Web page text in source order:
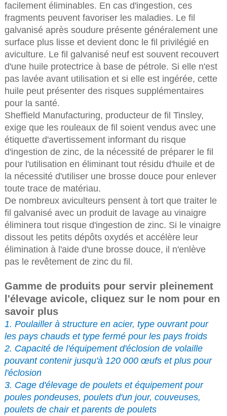
facilement éliminables. En cas d'ingestion, ces
fragments peuvent favoriser les maladies. Le fil
galvanisé après soudure présente généralement une
surface plus lisse et devient donc le fil privilégié en
aviculture. Le fil galvanisé neuf est souvent recouvert
d'une huile protectrice à base de pétrole. Si elle n'est
pas lavée avant utilisation et si elle est ingérée, cette
huile peut présenter des risques supplémentaires
pour la santé.
Sheffield Manufacturing, producteur de fil Tinsley,
exige que les rouleaux de fil soient vendus avec une
étiquette d'avertissement informant du risque
d'ingestion de zinc, de la nécessité de préparer le fil
pour l'utilisation en éliminant tout résidu d'huile et de
la nécessité d'utiliser une brosse douce pour enlever
toute trace de matériau.
De nombreux aviculteurs pensent à tort que traiter le
fil galvanisé avec un produit de lavage au vinaigre
éliminera tout risque d'ingestion de zinc. Si le vinaigre
dissout les petits dépôts oxydés et accélère leur
élimination à l'aide d'une brosse douce, il n'enlève
pas le revêtement de zinc du fil.
Gamme de produits pour servir pleinement
l'élevage avicole, cliquez sur le nom pour en
savoir plus
1. Poulailler à structure en acier, type ouvrant pour
les pays chauds et type fermé pour les pays froids
2. Capacité de l'équipement d'éclosion de volaille
pouvant contenir jusqu'à 120 000 œufs et plus pour
l'éclosion
3. Cage d'élevage de poulets et équipement pour
poules pondeuses, poulets d'un jour, couveuses,
poulets de chair et parents de poulets